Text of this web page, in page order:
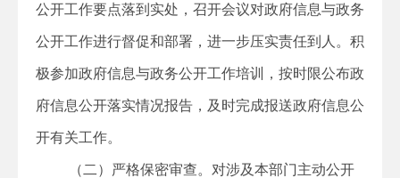
公开工作要点落到实处，召开会议对政府信息与政务
公开工作进行督促和部署，进一步压实责任到人。积
极参加政府信息与政务公开工作培训，按时限公布政
府信息公开落实情况报告，及时完成报送政府信息公
开有关工作。
（二）严格保密审查。对涉及本部门主动公开